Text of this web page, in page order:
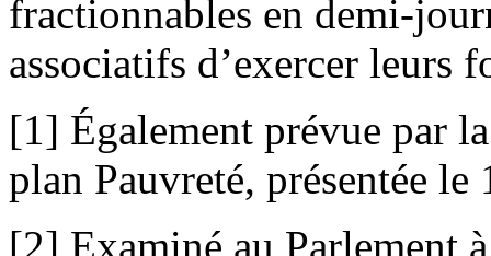
fractionnables en demi-
associatifs d’exercer leurs
[1] Également prévue par
plan Pauvreté, présentée
[2] Examiné au Parlement